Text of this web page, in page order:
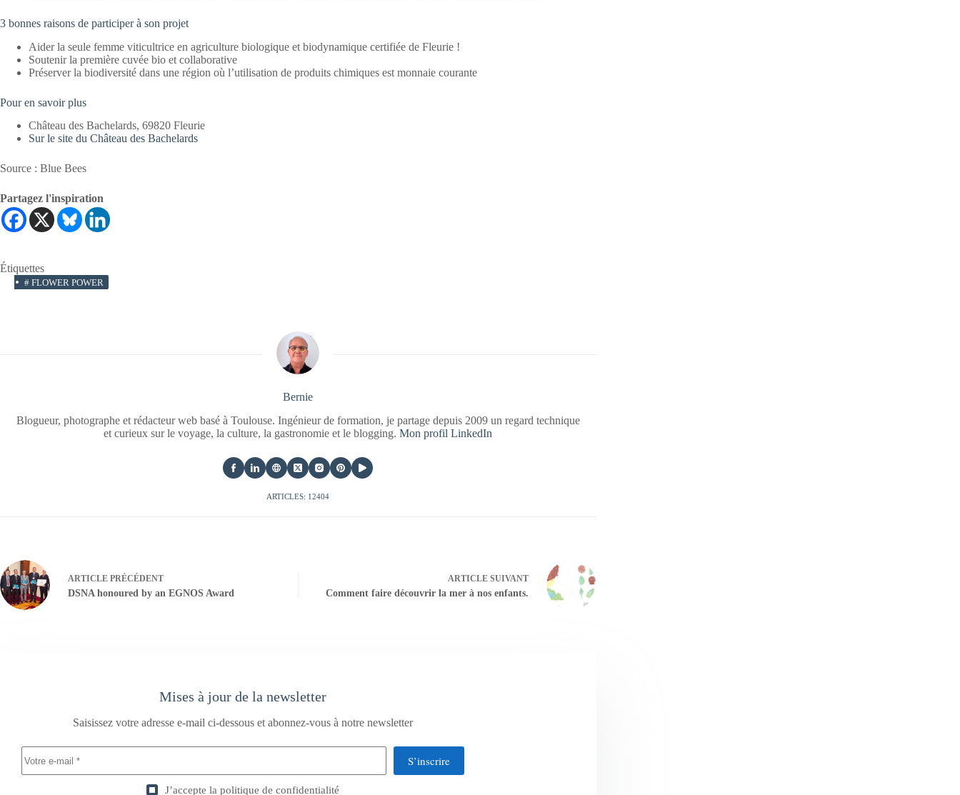
3 bonnes raisons de participer à son projet
Aider la seule femme viticultrice en agriculture biologique et biodynamique certifiée de Fleurie !
Soutenir la première cuvée bio et collaborative
Préserver la biodiversité dans une région où l’utilisation de produits chimiques est monnaie courante
Pour en savoir plus
Château des Bachelards, 69820 Fleurie
Sur le site du Château des Bachelards
Source : Blue Bees
Partagez l'inspiration
Étiquettes
# FLOWER POWER
Bernie
Blogueur, photographe et rédacteur web basé à Toulouse. Ingénieur de formation, je partage depuis 2009 un regard technique
et curieux sur le voyage, la culture, la gastronomie et le blogging.Mon profil LinkedIn
ARTICLES: 12404
ARTICLE PRÉCÉDENT
DSNA honoured by an EGNOS Award
ARTICLESUIVANT
Comment faire découvrir la mer à nos enfants.
Mises à jour de la newsletter
Saisissez votre adresse e-mail ci-dessous et abonnez-vous à notre newsletter
S’inscrire
J’accepte la politique de confidentialité